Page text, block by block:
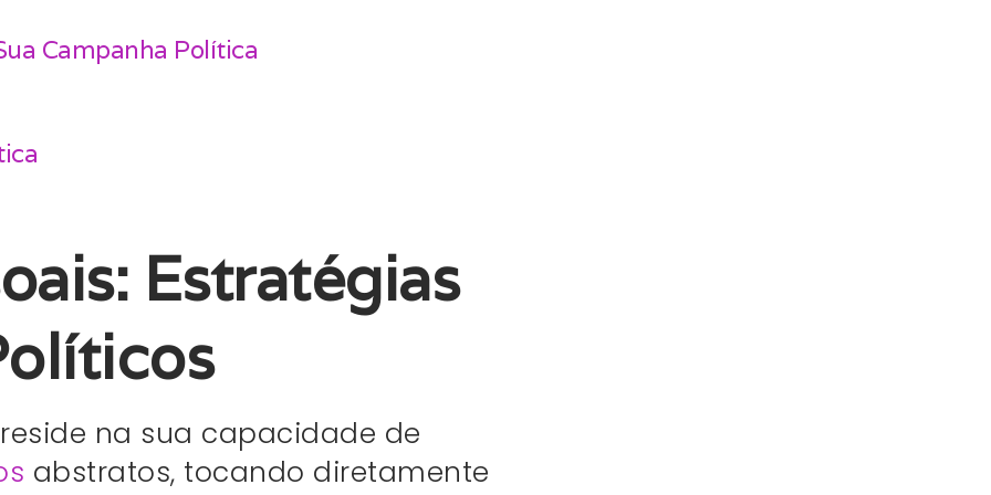
Campanha Política
Estratégias
na sua capacidade de
abstratos, tocando diretamente